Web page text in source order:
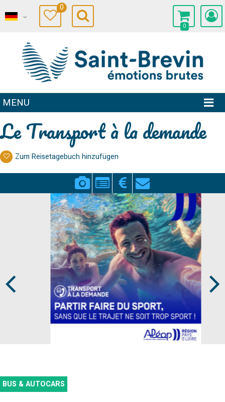
0
0
MENU
Le Transport à la demande
Zum Reisetagebuch hinzufügen
BUS & AUTOCARS